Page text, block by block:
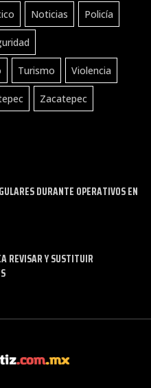
Noticias Policía
Turismo Violencia
Zacatepec
DURANTE OPERATIVOS EN
REVISAR Y SUSTITUIR